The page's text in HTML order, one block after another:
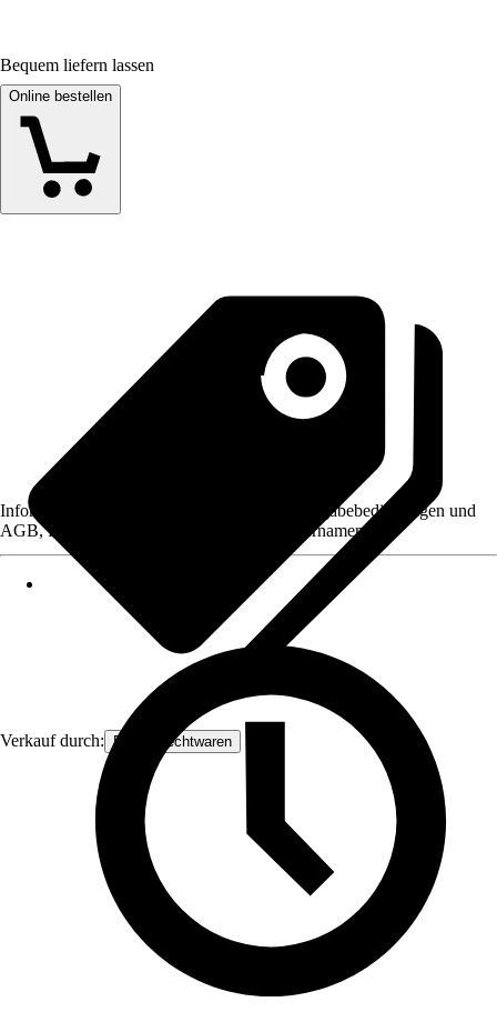
Bequem liefern lassen
Online bestellen
Verkauf durch: Frank Flechtwaren
Informationen des Verkäufers, wie z. B. Rückgabebedingungen und
AGB, finden Sie bei Klick auf den Verkäufernamen.